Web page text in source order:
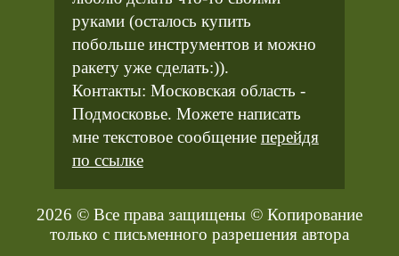
руками (осталось купить
побольше инструментов и можно
ракету уже сделать:)).
Контакты: Московская область -
Подмосковье. Можете написать
мне текстовое сообщение перейдя
по ссылке
2026 © Все права защищены © Копирование
только с письменного разрешения автора